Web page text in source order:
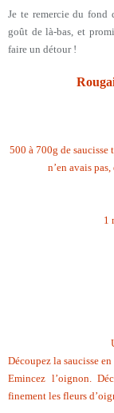
Je te remercie du fond
goût de là-bas, et
faire un détour !
500 à 700g de saucisse
n’en avais
1
Découpez la saucisse
Emincez l’oignon.
finement les fleurs